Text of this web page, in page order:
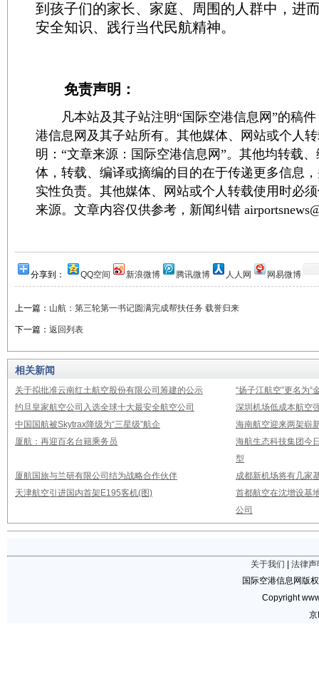
到孩子们的家长、家庭、周围的人群中，进
安全知识、践行当代民航精神。
免责声明：
凡本站及其子站注明“国际空港信息网”的稿件
港信息网及其子站所有。其他媒体、网站或个人
明：“文章来源：国际空港信息网”。其他均转载
体，转载、编译或摘编的目的在于传递更多信息
实性负责。其他媒体、网站或个人转载使用时必
来源。文章内容仅供参考，新闻纠错
分享到： QQ空间 新浪微博 腾讯微博 人人网 网易微博
上一篇： 山航：第三轮第一书记圆满完成帮扶任务 载誉归来
下一篇： 返回列表
相关新闻
关于拟批准云南红土航空股份有限公司筹建的公示
“扬子江航空”更名为“
约旦皇家航空公司入选全球十大最安全航空公司
深圳机场低成本航空
中国国航被Skytrax降级为“三星级”航企
海南航空迎来两架崭
厦航：再迎百名台籍乘务员
海航生态科技集团今
型
厦航国旅与兰研有限公司结为战略合作伙伴
成都新机场将有几家
天津航空引进国内首架E195客机(图)
首都航空在沈增设基
公司
关于我们
法律声
国际空港信息网版
Copyright